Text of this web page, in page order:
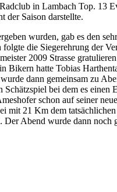
in Lambach Top. 13
der Saison darstellte.
wurden, gab es den
die Siegerehrung der
2009 Strasse
Bikern hatte Tobias
dann gemeinsam zu
Schätzspiel bei dem es
schon auf seiner
mit 21 Km dem
Abend wurde dann